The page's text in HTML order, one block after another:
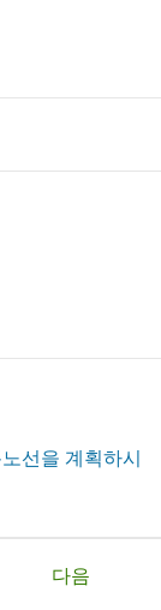
장에서 반드시
있는 먹거리들
선을 계획하시
다음